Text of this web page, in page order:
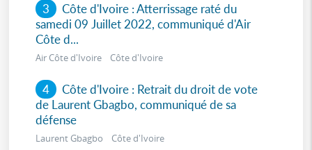
3 Côte d'Ivoire : Atterrissage raté du
samedi 09 Juillet 2022, communiqué d'Air
Côte d...
Air Côte d'Ivoire Côte d'Ivoire
4 Côte d'Ivoire : Retrait du droit de vote
de Laurent Gbagbo, communiqué de sa
défense
Laurent Gbagbo Côte d'Ivoire